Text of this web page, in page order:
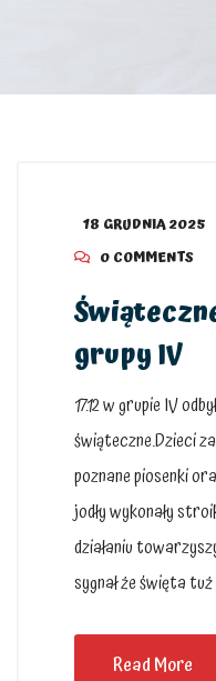
18 GRUDNIA 2025
0 COMMENTS
grupy IV
17.12 w grupie IV
świąteczne.Dzieci
poznane piosenki
jodły wykonały
działaniu
sygnał że święta
Read More